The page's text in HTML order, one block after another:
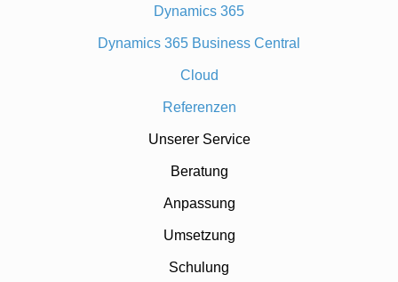
Dynamics 365
Dynamics 365 Business Central
Cloud
Referenzen
Unserer Service
Beratung
Anpassung
Umsetzung
Schulung